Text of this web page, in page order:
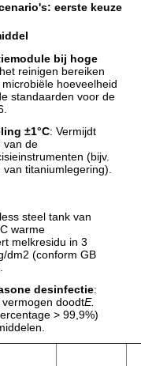
eerste keuze
bij hoge
reinigen bereiken
hoeveelheid
standaarden voor de
±1°C: Vermijdt
van de
(bijv.
titaniumlegering).
steel tank van
warme
melkresidu in 3
dm2 (conform GB
desinfectie:
doodtE.
> 99,9%)